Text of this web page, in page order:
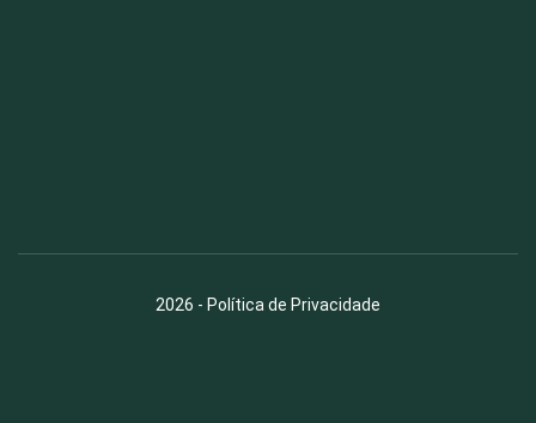
2026 - Política de Privacidade